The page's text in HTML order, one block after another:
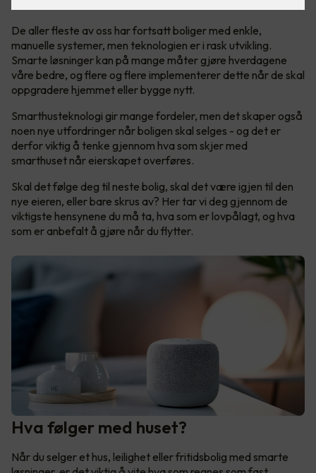
De aller fleste av oss har fortsatt boliger med enkle,
manuelle systemer, men teknologien er i rask utvikling.
Smarte løsninger kan på mange måter gjøre hverdagene
våre bedre, og flere og flere implementerer dette når de skal
oppgradere hjemmet eller bygge nytt.
Smarthusteknologi gir mange fordeler, men det skaper også
noen nye utfordringer når boligen skal selges - og det er
derfor viktig å tenke gjennom hva som skjer med
smarthuset når eierskapet overføres.
Skal det følge deg til neste bolig, skal det være igjen til den
nye eieren, eller bare skrus av? Her tar vi deg gjennom de
viktigste hensynene du må ta, hva som er lovpålagt, og hva
som er anbefalt å gjøre når du flytter.
Hva følger med huset?
Når du selger et hus, leilighet eller fritidsbolig med smarte